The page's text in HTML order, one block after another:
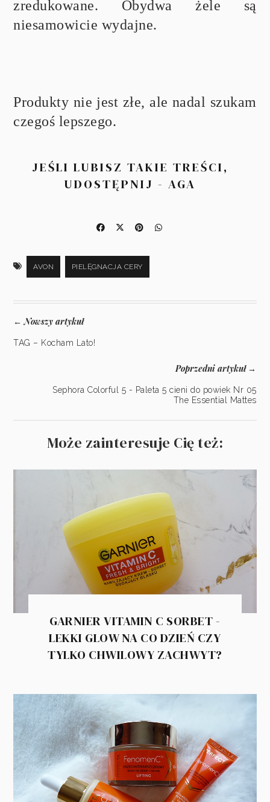
zredukowane. Obydwa żele są
niesamowicie wydajne.
Produkty nie jest złe, ale nadal szukam
czegoś lepszego.
JEŚLI LUBISZ TAKIE TREŚCI,
UDOSTĘPNIJ - AGA
AVON PIELĘGNACJA CERY
←Nowszy artykuł
TAG – Kocham Lato!
Poprzedni artykuł→
Sephora Colorful 5 - Paleta 5 cieni do powiek Nr 05
The Essential Mattes
Może zainteresuje Cię też:
GARNIER VITAMIN C SORBET -
LEKKI GLOW NA CO DZIEŃ CZY
TYLKO CHWILOWY ZACHWYT?